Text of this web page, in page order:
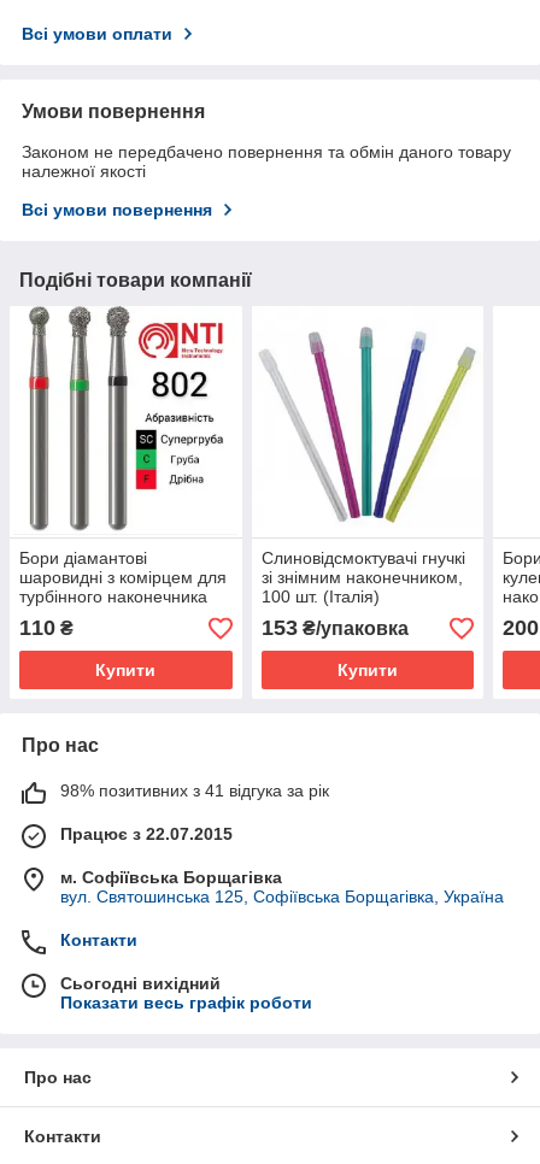
Всі умови оплати
Умови повернення
Законом не передбачено повернення та обмін даного товару
належної якості
Всі умови повернення
Подібні товари компанії
Бори діамантові
шаровидні з комірцем для
турбінного наконечника
NTI
110 ₴
Купити
Слиновідсмоктувачі гнучкі
зі знімним наконечником,
100 шт. (Італія)
153₴/упаковка
Купити
ніжці
200
Про нас
98% позитивних з 41 відгука за рік
Працює з 22.07.2015
м. Софіївська Борщагівка
вул. Святошинська 125, Софіївська Борщагівка, Україна
Контакти
Сьогодні вихідний
Показати весь графік роботи
Про нас
Контакти